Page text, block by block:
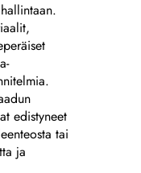
edistyneet
tai
ja